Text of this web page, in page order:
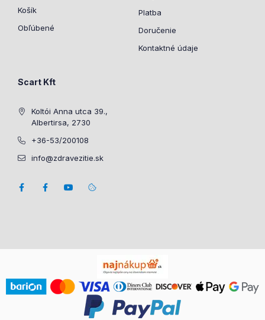
Košík
Obľúbené
Platba
Doručenie
Kontaktné údaje
Scart Kft
Koltói Anna utca 39.,
Albertirsa, 2730
+36-53/200108
info@zdravezitie.sk